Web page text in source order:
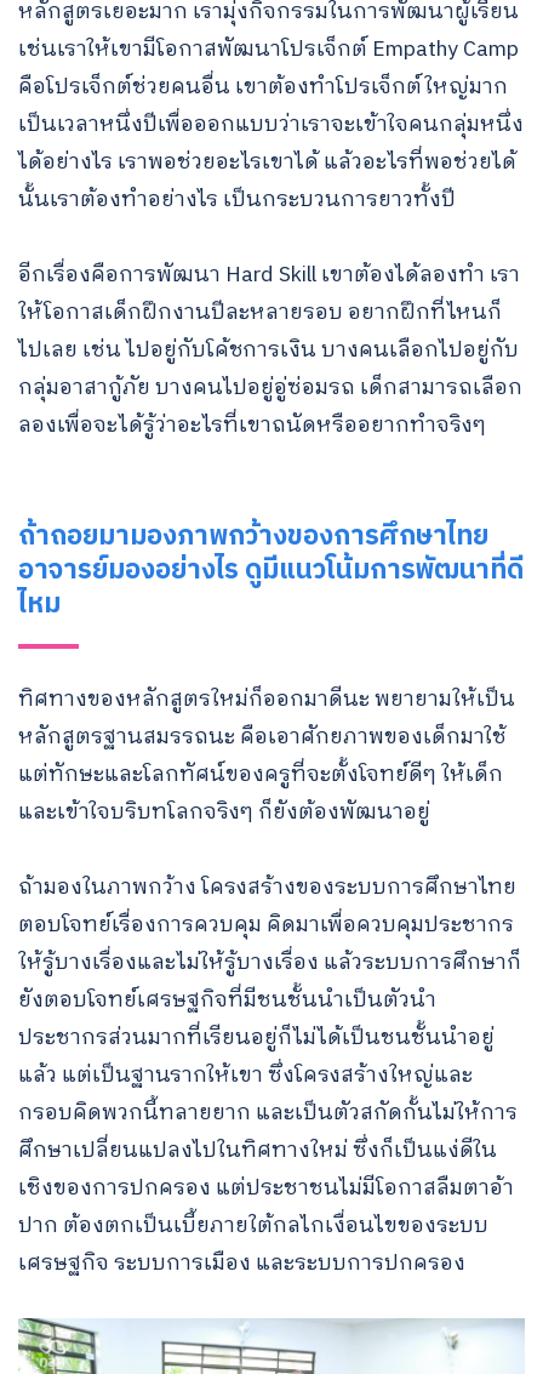
for:
หลักสูตรเยอะมาก เรามุ่งกิจกรรมในการพัฒนาผู้เรียน
เช่นเราให้เขามีโอกาสพัฒนาโปรเจ็กต์ Empathy Camp
คือโปรเจ็กต์ช่วยคนอื่น เขาต้องทำโปรเจ็กต์ใหญ่มาก
เป็นเวลาหนึ่งปีเพื่อออกแบบว่าเราจะเข้าใจคนกลุ่มหนึ่ง
ได้อย่างไร เราพอช่วยอะไรเขาได้ แล้วอะไรที่พอช่วยได้
นั้นเราต้องทำอย่างไร เป็นกระบวนการยาวทั้งปี
อีกเรื่องคือการพัฒนา Hard Skill เขาต้องได้ลองทำ เรา
ให้โอกาสเด็กฝึกงานปีละหลายรอบ อยากฝึกที่ไหนก็
ไปเลย เช่น ไปอยู่กับโค้ชการเงิน บางคนเลือกไปอยู่กับ
กลุ่มอาสากู้ภัย บางคนไปอยู่อู่ซ่อมรถ เด็กสามารถเลือก
ลองเพื่อจะได้รู้ว่าอะไรที่เขาถนัดหรืออยากทำจริงๆ
ถ้าถอยมามองภาพกว้างของการศึกษาไทย
อาจารย์มองอย่างไร ดูมีแนวโน้มการพัฒนาที่ดี
ไหม
ทิศทางของหลักสูตรใหม่ก็ออกมาดีนะ พยายามให้เป็น
หลักสูตรฐานสมรรถนะ คือเอาศักยภาพของเด็กมาใช้
แต่ทักษะและโลกทัศน์ของครูที่จะตั้งโจทย์ดีๆ ให้เด็ก
และเข้าใจบริบทโลกจริงๆ ก็ยังต้องพัฒนาอยู่
ถ้ามองในภาพกว้าง โครงสร้างของระบบการศึกษาไทย
ตอบโจทย์เรื่องการควบคุม คิดมาเพื่อควบคุมประชากร
ให้รู้บางเรื่องและไม่ให้รู้บางเรื่อง แล้วระบบการศึกษาก็
ยังตอบโจทย์เศรษฐกิจที่มีชนชั้นนำเป็นตัวนำ
ประชากรส่วนมากที่เรียนอยู่ก็ไม่ได้เป็นชนชั้นนำอยู่
แล้ว แต่เป็นฐานรากให้เขา ซึ่งโครงสร้างใหญ่และ
กรอบคิดพวกนี้ทลายยาก และเป็นตัวสกัดกั้นไม่ให้การ
ศึกษาเปลี่ยนแปลงไปในทิศทางใหม่ ซึ่งก็เป็นแง่ดีใน
เชิงของการปกครอง แต่ประชาชนไม่มีโอกาสลืมตาอ้า
ปาก ต้องตกเป็นเบี้ยภายใต้กลไกเงื่อนไขของระบบ
เศรษฐกิจ ระบบการเมือง และระบบการปกครอง